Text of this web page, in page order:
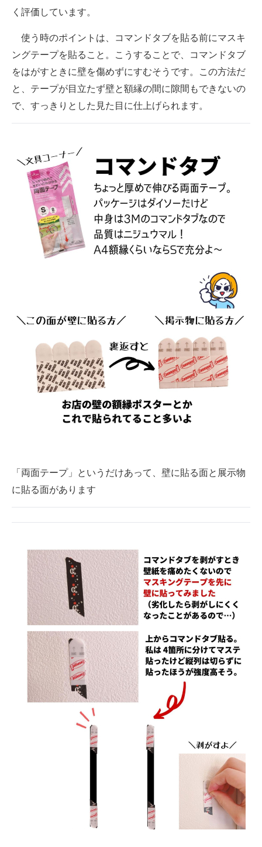
く評価しています。
使う時のポイントは、コマンドタブを貼る前にマスキ
ングテープを貼ること。こうすることで、コマンドタブ
をはがすときに壁を傷めずにすむそうです。この方法だ
と、テープが目立たず壁と額縁の間に隙間もできないの
で、すっきりとした見た目に仕上げられます。
「両面テープ」というだけあって、壁に貼る面と展示物
に貼る面があります